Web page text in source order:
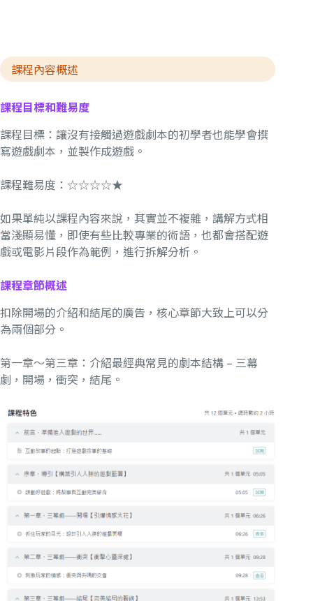
課程內容概述
課程目標和難易度
課程目標：讓沒有接觸過遊戲劇本的初學者也能學會撰
寫遊戲劇本，並製作成遊戲。
課程難易度：☆☆☆☆★
如果單純以課程內容來說，其實並不複雜，講解方式相
當淺顯易懂，即使有些比較專業的術語，也都會搭配遊
戲或電影片段作為範例，進行拆解分析。
課程章節概述
扣除開場的介紹和結尾的廣告，核心章節大致上可以分
為兩個部分。
第一章～第三章：介紹最經典常見的劇本結構 – 三幕
劇，開場，衝突，結尾。